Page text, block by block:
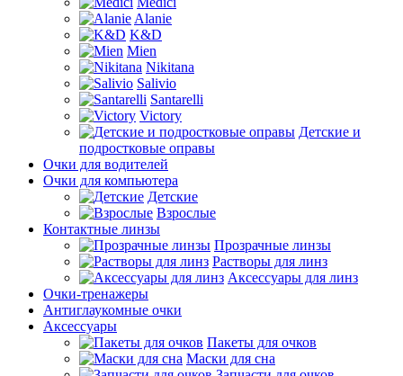
Alanie
K&D
Mien
Nikitana
Salivio
Santarelli
Victory
Детские и
подростковые оправы
Очки для водителей
Очки для компьютера
Детские
Взрослые
Контактные линзы
Прозрачные линзы
Растворы для линз
Аксессуары для линз
Очки-тренажеры
Антиглаукомные очки
Аксессуары
Пакеты для очков
Маски для сна